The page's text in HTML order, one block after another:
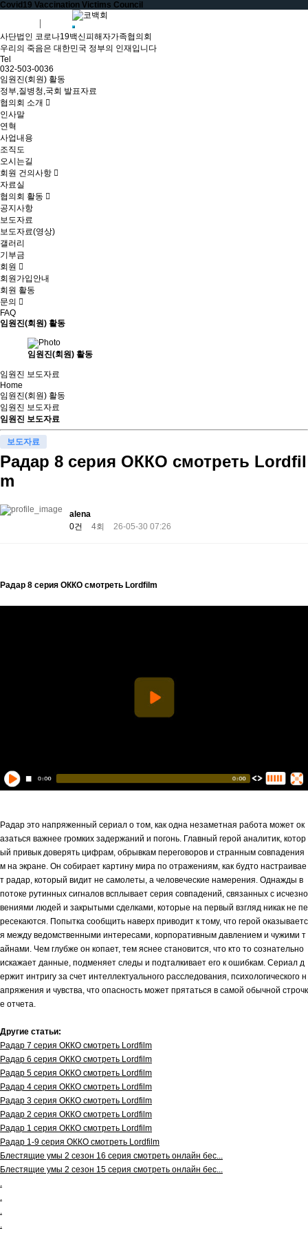
Covid19 Vaccination Victims Council
사단법인 코로나19백신피해자가족협의회
우리의 죽음은 대한민국 정부의 인재입니다
Tel
032-503-0036
임원진(회원) 활동
정부,질병청,국회 발표자료
협의회 소개
인사말
연혁
사업내용
조직도
오시는길
회원 건의사항
자료실
협의회 활동
공지사항
보도자료
보도자료(영상)
갤러리
기부금
회원
회원가입안내
회원 활동
문의
FAQ
임원진(회원) 활동
임원진(회원) 활동
임원진 보도자료
Home
임원진(회원) 활동
임원진 보도자료
임원진 보도자료
보도자료
Радар 8 серия ОККО смотреть Lordfil
m
alena
0건
4회 26-05-30 07:26
Радар 8 серия ОККО смотреть Lordfilm
Радар это напряженный сериал о том, как одна незаметная работа может ок
азаться важнее громких задержаний и погонь. Главный герой аналитик, котор
ый привык доверять цифрам, обрывкам переговоров и странным совпадения
м на экране. Он собирает картину мира по отражениям, как будто настраивае
т радар, который видит не самолеты, а человеческие намерения. Однажды в
потоке рутинных сигналов всплывает серия совпадений, связанных с исчезно
вениями людей и закрытыми сделками, которые на первый взгляд никак не пе
ресекаются. Попытка сообщить наверх приводит к тому, что герой оказываетс
я между ведомственными интересами, корпоративным давлением и чужими т
айнами. Чем глубже он копает, тем яснее становится, что кто то сознательно
искажает данные, подменяет следы и подталкивает его к ошибкам. Сериал д
ержит интригу за счет интеллектуального расследования, психологического н
апряжения и чувства, что опасность может прятаться в самой обычной строчк
е отчета.
Другие статьи:
Радар 7 серия ОККО смотреть Lordfilm
Радар 6 серия ОККО смотреть Lordfilm
Радар 5 серия ОККО смотреть Lordfilm
Радар 4 серия ОККО смотреть Lordfilm
Радар 3 серия ОККО смотреть Lordfilm
Радар 2 серия ОККО смотреть Lordfilm
Радар 1 серия ОККО смотреть Lordfilm
Радар 1-9 серия ОККО смотреть Lordfilm
Блестящие умы 2 сезон 16 серия смотреть онлайн бес...
Блестящие умы 2 сезон 15 серия смотреть онлайн бес...